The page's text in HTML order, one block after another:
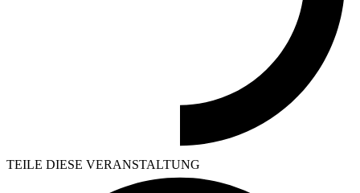
TEILE DIESE VERANSTALTUNG